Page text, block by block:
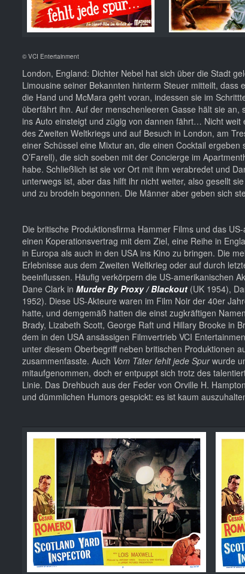
© VCI Entertainment
London, England: Dichter Nebel hat sich über die Stadt
Limousine seiner Bekannten hinterm Steuer mitteilt,
die Hand und McMara geht voran, indessen sie im
überfährt ihn. Auf der menschenleeren Gasse hält sie
ins Auto einsteigt und zügig von dannen fährt… Nicht weit
des Zweiten Weltkriegs und auf Besuch in London, am
einer Schüssel eine Mixtur an, die einen Cocktail
O’Farell), die sich soeben mit der Concierge im
habe. Schließlich ist sie vor Ort mit ihm verabredet und
unterwegs ist, aber das hilft ihr nicht weiter, also gesellt
und zu brodeln begonnen. Die Männer aber geben sich
Die britische Produktionsfirma Hammer Films und das
einen Koperationsvertrag mit dem Ziel, eine Reihe in
in Europa als auch in den USA ins Kino zu bringen. Die
Erlebnisse aus dem Zweiten Weltkrieg oder auf durch
beeinflussen. Häufig verkörpern die US-amerikanischen
Dane Clark in Murder By Proxy / Blackout (UK 1954),
1952). Diese US-Akteure waren im Film Noir der 40er
hatte, und demgemäß hatten die einst zugkräftigen
Brady, Lizabeth Scott, George Raft und Hillary Brooke in
dem in den USA ansässigen Filmvertrieb VCI
unter diesem Oberbegriff neben britischen Produktionen
zusammenfasste. Auch Vom Täter fehlt jede Spurwurde
mitaufgenommen, doch er entpuppt sich trotz des
Linie. Das Drehbuch aus der Feder von Orville H.
und dümmlichen Humors gespickt: es ist kaum